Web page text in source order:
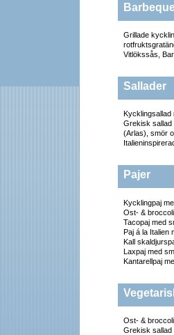
Grillade
Vitlökssås,
Sallader
Grekisk sallad
(Arlas), smör
Pajer
Kycklingpaj
Ost- &
Tacopaj med
Paj á la Italien
Kall
Laxpaj med
Kantarellpaj
Ost- &
Grekisk sallad